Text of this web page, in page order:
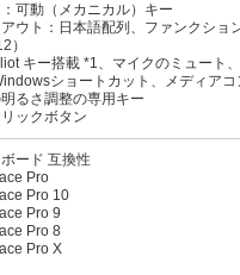
可動（メカニカル）キー
ウト：日本語配列、ファンクショ
）
キー搭載 *1、マイクのミュート
ショートカット、メディア
るさ調整の専用キー
ックボタン
ード 互換性
Pro
Pro 10
Pro 9
Pro 8
Pro X